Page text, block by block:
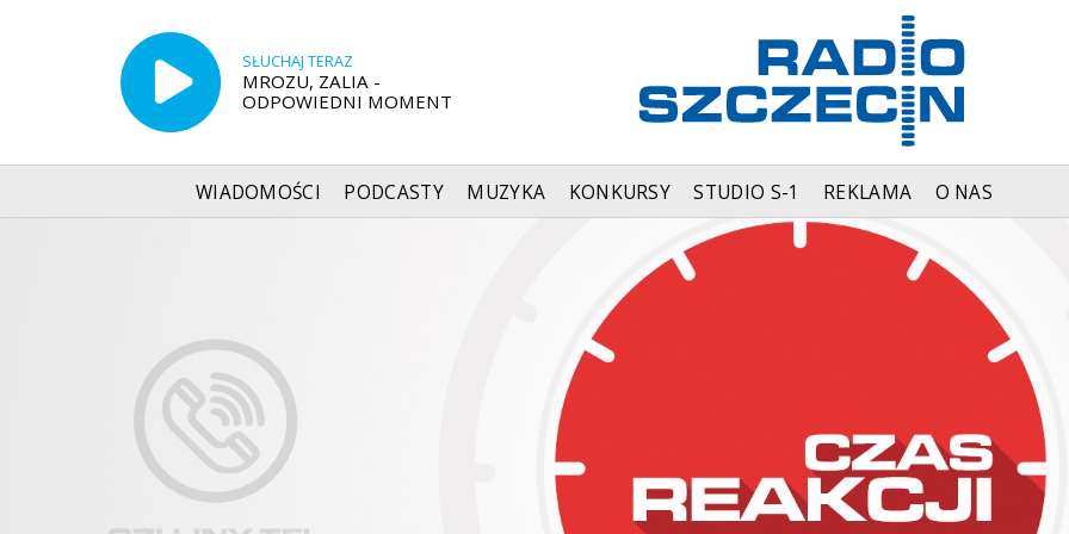
SŁUCHAJ TERAZ
MROZU, ZALIA -
ODPOWIEDNI MOMENT
WIADOMOŚCI PODCASTY MUZYKA KONKURSY STUDIO S-1 REKLAMA O NAS